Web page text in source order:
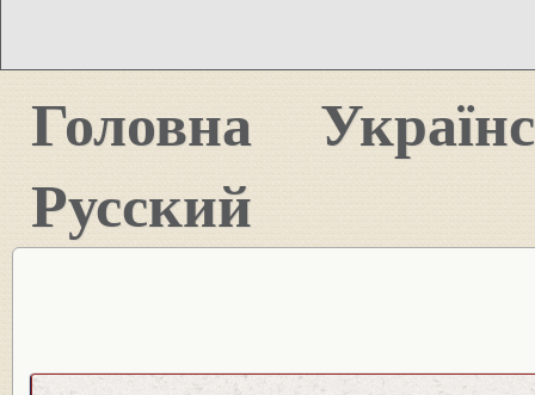
Головна
Русский